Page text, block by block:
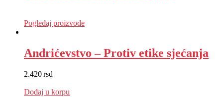
Pogledaj proizvode
Andrićevstvo – Protiv etike sjećanja
2.420rsd
Dodaj u korpu